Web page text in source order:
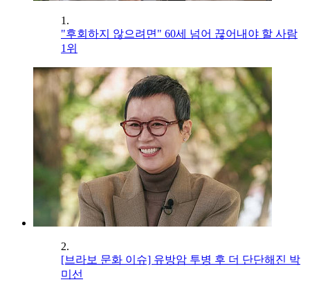
1.
"후회하지 않으려면" 60세 넘어 끊어내야 할 사람
1위
2.
[브라보 문화 이슈] 유방암 투병 후 더 단단해진 박
미선